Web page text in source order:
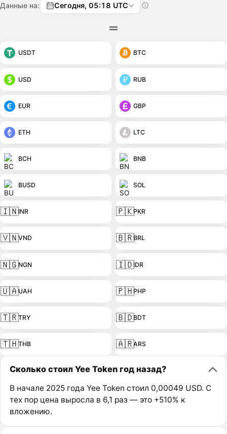
Данные на: Сегодня, 05:18 UTC
USDT BTC
USD RUB
EUR GBP
ETH LTC
BCH BNB
BUSD SOL
🇮🇳INR 🇵🇰PKR
🇻🇳VND 🇧🇷BRL
🇳🇬NGN 🇮🇩IDR
🇺🇦UAH 🇵🇭PHP
🇹🇷TRY 🇧🇩BDT
🇹🇭THB 🇦🇷ARS
Сколько стоил Yee Token год назад?
В начале 2025 года Yee Token стоил 0,00049 USD. С
тех пор цена выросла в 6,1 раз — это +510% к
вложению.